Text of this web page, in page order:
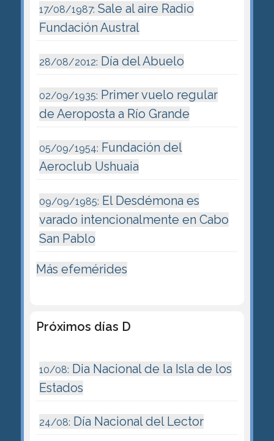
17/08/1987: Sale al aire Radio
Fundación Austral
28/08/2012: Día del Abuelo
02/09/1935: Primer vuelo regular
de Aeroposta a Río Grande
05/09/1954: Fundación del
Aeroclub Ushuaia
09/09/1985: El Desdémona es
varado intencionalmente en Cabo
San Pablo
Más efemérides
Próximos días D
10/08: Dia Nacional de la Isla de los
Estados
24/08: Día Nacional del Lector